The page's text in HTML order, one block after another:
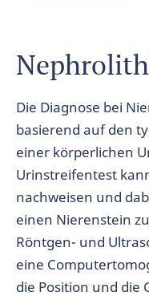
Die Diagnose bei
basierend auf den
einer körperlichen
Urinstreifentest
nachweisen und
einen Nierenstein
Röntgen- und
eine
die Position und die